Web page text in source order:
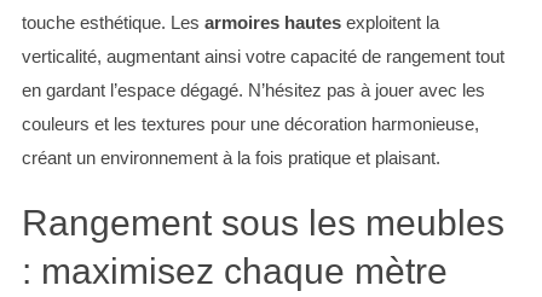
touche esthétique. Les armoires hautesexploitent la
verticalité, augmentant ainsi votre capacité de rangement tout
en gardant l’espace dégagé. N’hésitez pas à jouer avec les
couleurs et les textures pour une décoration harmonieuse,
créant un environnement à la fois pratique et plaisant.
Rangement sous les meubles
: maximisez chaque mètre